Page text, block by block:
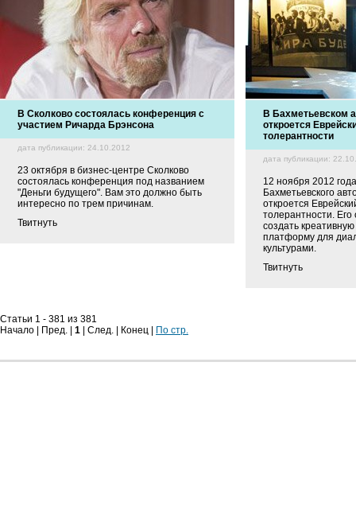
В Сколково состоялась конференция с
участием Ричарда Брэнсона
дата публикации: 24.10.2012
23 октября в бизнес-центре Сколково
состоялась конференция под названием
"Деньги будущего". Вам это должно быть
интересно по трем причинам.
Твитнуть
В Бахметьевском
откроется
толерантности
дата публикации:
12 ноября 2012
Бахметьевского
откроется
толерантности.
создать
платформу для
культурами.
Твитнуть
Статьи 1 - 381 из 381
Начало | Пред. | 1 | След. | Конец | По стр.